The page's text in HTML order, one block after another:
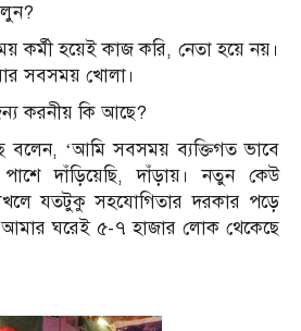
কর্মী হয়েই কাজ করি, নেতা হয়ে নয়।
সবসময় খোলা।
করনীয় কি আছে?
বলেন, ‘আমি সবসময় ব্যক্তিগত ভাবে
পাশে দাঁড়িয়েছি, দাঁড়ায়। নতুন কেউ
যতটুকু সহযোগিতার দরকার পড়ে
আমার ঘরেই ৫-৭ হাজার লোক থেকেছে